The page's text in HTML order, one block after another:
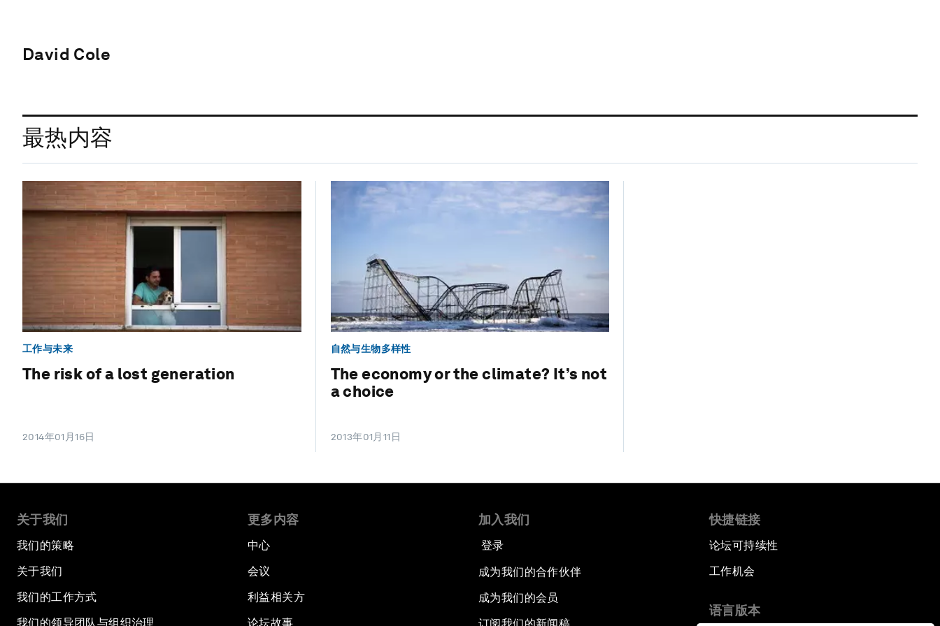
David Cole
最热内容
工作与未来
The risk of a lost generation
2014年01月16日
自然与生物多样性
The economy or the climate? It’s not
a choice
2013年01月11日
关于我们
我们的策略
关于我们
我们的工作方式
我们的领导团队与组织治理
更多内容
中心
会议
利益相关方
论坛故事
加入我们
登录
成为我们的合作伙伴
成为我们的会员
快捷链接
论坛可持续性
工作机会
语言版本